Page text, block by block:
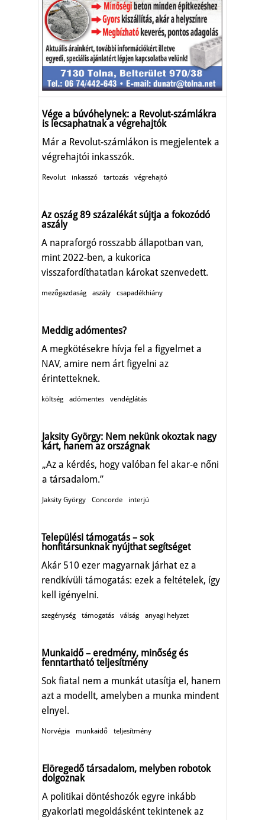
Vége a búvóhelynek: a Revolut-számlákra
is lecsaphatnak a végrehajtók
Már a Revolut-számlákon is megjelentek a
végrehajtói inkasszók.
Revolut inkasszó tartozás végrehajtó
Az oszág 89 százalékát sújtja a fokozódó
aszály
A napraforgó rosszabb állapotban van,
mint 2022-ben, a kukorica
visszafordíthatatlan károkat szenvedett.
mezőgazdaság aszály csapadékhiány
Meddig adómentes?
A megkötésekre hívja fel a figyelmet a
NAV, amire nem árt figyelni az
érintetteknek.
költség adómentes vendéglátás
Jaksity György: Nem nekünk okoztak nagy
kárt, hanem az országnak
„Az a kérdés, hogy valóban fel akar-e nőni
a társadalom.”
Jaksity György Concorde interjú
Települési támogatás – sok
honfitársunknak nyújthat segítséget
Akár 510 ezer magyarnak járhat ez a
rendkívüli támogatás: ezek a feltételek, így
kell igényelni.
szegénység támogatás válság anyagi helyzet
Munkaidő – eredmény, minőség és
fenntartható teljesítmény
Sok fiatal nem a munkát utasítja el, hanem
azt a modellt, amelyben a munka mindent
elnyel.
Norvégia munkaidő teljesítmény
Elöregedő társadalom, melyben robotok
dolgoznak
A politikai döntéshozók egyre inkább
gyakorlati megoldásként tekintenek az